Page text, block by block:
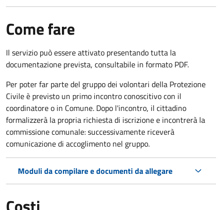
Come fare
Il servizio può essere attivato presentando tutta la
documentazione prevista, consultabile in formato PDF.
Per poter far parte del gruppo dei volontari della Protezione
Civile è previsto un primo incontro conoscitivo con il
coordinatore o in Comune. Dopo l'incontro, il cittadino
formalizzerà la propria richiesta di iscrizione e incontrerà la
commissione comunale: successivamente riceverà
comunicazione di accoglimento nel gruppo.
Moduli da compilare e documenti da allegare